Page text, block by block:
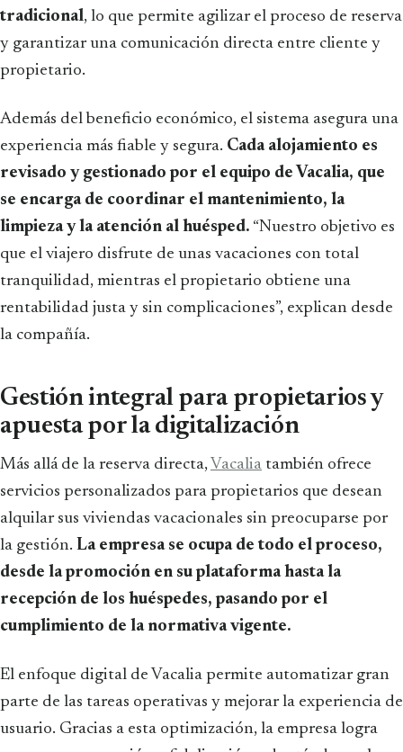
tradicional, lo que permite agilizar el proceso de reserva
y garantizar una comunicación directa entre cliente y
propietario.
Además del beneficio económico, el sistema asegura una
experiencia más fiable y segura. Cada alojamiento es
revisado y gestionado por el equipo de Vacalia, que
se encarga de coordinar el mantenimiento, la
limpieza y la atención al huésped. “Nuestro objetivo es
que el viajero disfrute de unas vacaciones con total
tranquilidad, mientras el propietario obtiene una
rentabilidad justa y sin complicaciones”, explican desde
la compañía.
Gestión integral para propietarios y
apuesta por la digitalización
Más allá de la reserva directa, Vacalia también ofrece
servicios personalizados para propietarios que desean
alquilar sus viviendas vacacionales sin preocuparse por
la gestión. La empresa se ocupa de todo el proceso,
desde la promoción en su plataforma hasta la
recepción de los huéspedes, pasando por el
cumplimiento de la normativa vigente.
El enfoque digital de Vacalia permite automatizar gran
parte de las tareas operativas y mejorar la experiencia de
usuario. Gracias a esta optimización, la empresa logra